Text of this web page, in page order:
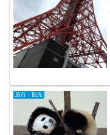
旅行・観光